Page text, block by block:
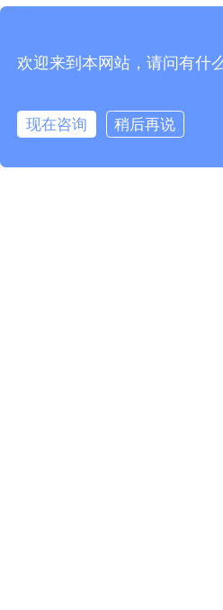
欢迎来到本网站，请问有什
现在咨询 稍后再说